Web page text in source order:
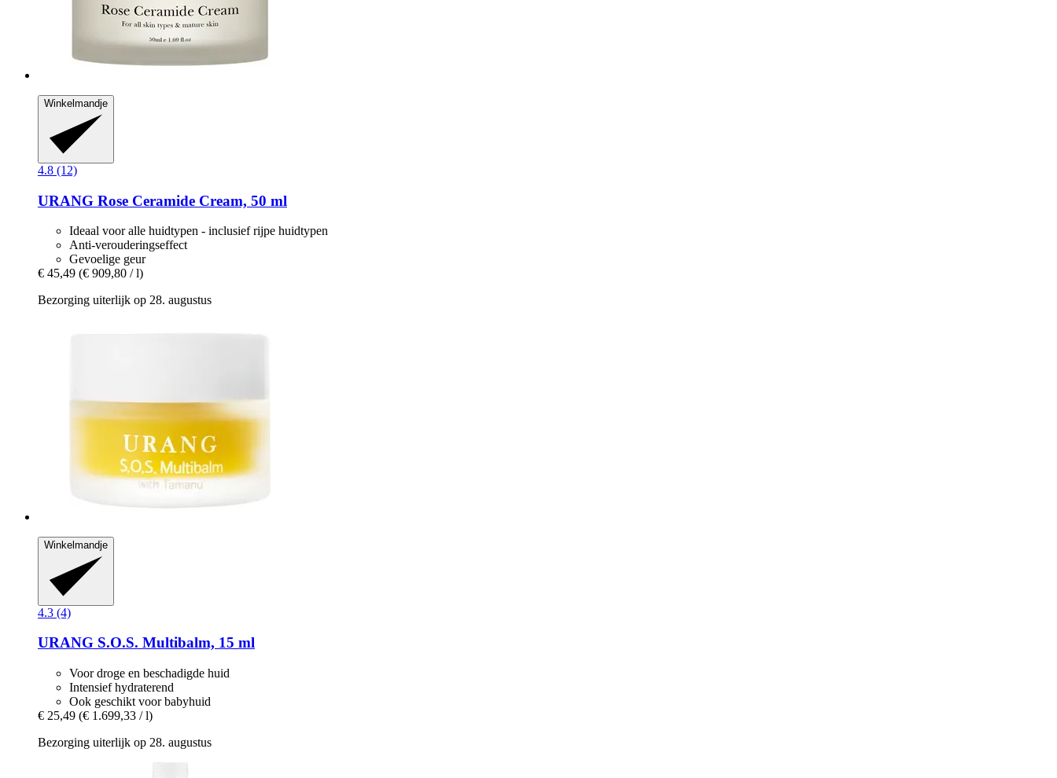
Winkelmandje
4.8 (12)
URANG Rose Ceramide Cream, 50 ml
Ideaal voor alle huidtypen - inclusief rijpe huidtypen
Anti-verouderingseffect
Gevoelige geur
€ 45,49 (€ 909,80 / l)
Bezorging uiterlijk op 28. augustus
Winkelmandje
4.3 (4)
URANG S.O.S. Multibalm, 15 ml
Voor droge en beschadigde huid
Intensief hydraterend
Ook geschikt voor babyhuid
€ 25,49 (€ 1.699,33 / l)
Bezorging uiterlijk op 28. augustus